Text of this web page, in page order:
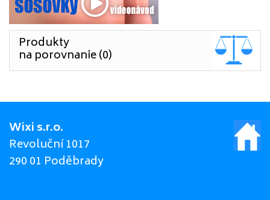
Produkty
na porovnanie (0)
Wixi s.r.o.
Revoluční 1017
290 01 Poděbrady